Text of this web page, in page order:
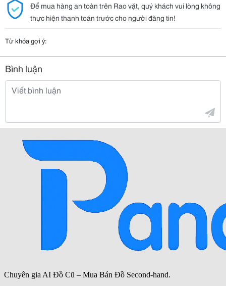
Để mua hàng an toàn trên Rao vặt, quý khách vui lòng không
thực hiện thanh toán trước cho người đăng tin!
Từ khóa gợi ý:
Bình luận